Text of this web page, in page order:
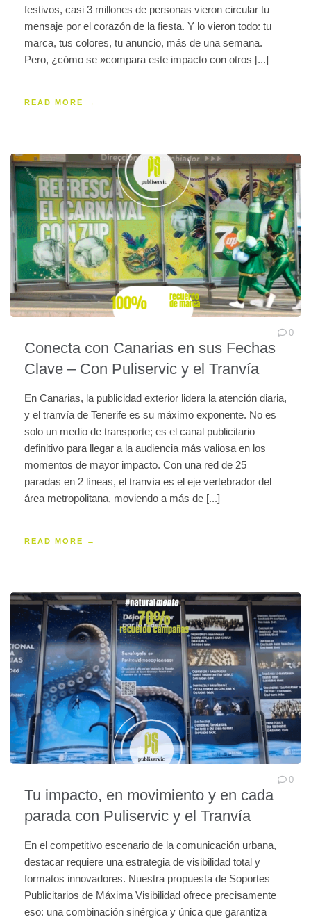
festivos, casi 3 millones de personas vieron circular tu
mensaje por el corazón de la fiesta. Y lo vieron todo: tu
marca, tus colores, tu anuncio, más de una semana.
Pero, ¿cómo se »compara este impacto con otros [...]
READ MORE →
Conecta con Canarias en sus Fechas
Clave – Con Puliservic y el Tranvía
0
En Canarias, la publicidad exterior lidera la atención diaria,
y el tranvía de Tenerife es su máximo exponente. No es
solo un medio de transporte; es el canal publicitario
definitivo para llegar a la audiencia más valiosa en los
momentos de mayor impacto. Con una red de 25
paradas en 2 líneas, el tranvía es el eje vertebrador del
área metropolitana, moviendo a más de [...]
READ MORE →
Tu impacto, en movimiento y en cada
parada con Puliservic y el Tranvía
0
En el competitivo escenario de la comunicación urbana,
destacar requiere una estrategia de visibilidad total y
formatos innovadores. Nuestra propuesta de Soportes
Publicitarios de Máxima Visibilidad ofrece precisamente
eso: una combinación sinérgica y única que garantiza